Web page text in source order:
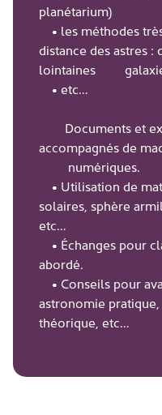
planétarium)
• les méthodes
distance des astres :
lointaines
• etc…
Documents et
accompagnés de
numériques.
• Utilisation de
solaires, sphère
etc…
• Échanges pour
abordé.
• Conseils pour
astronomie
théorique, etc…